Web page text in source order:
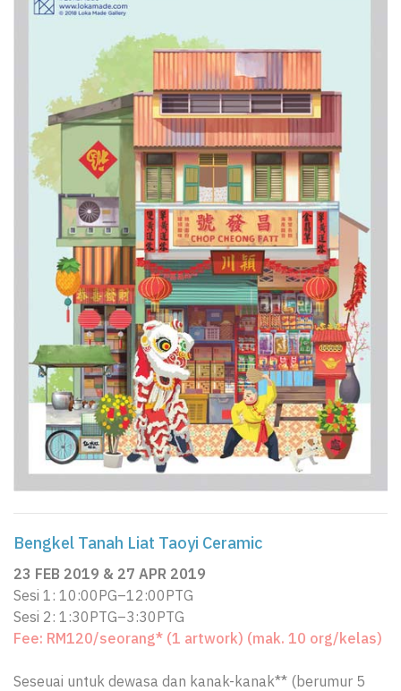
Bengkel Tanah Liat Taoyi Ceramic
23 FEB 2019 & 27 APR 2019
Sesi 1: 10:00PG–12:00PTG
Sesi 2: 1:30PTG–3:30PTG
Fee: RM120/seorang* (1 artwork) (mak. 10 org/kelas)
Seseuai untuk dewasa dan kanak-kanak** (berumur 5